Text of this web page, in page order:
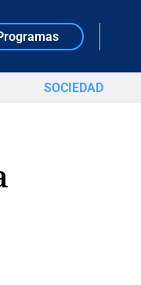
SOCIEDAD